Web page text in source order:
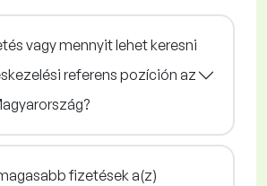
vagy mennyit lehet keresni
referens pozíción az
fizetések a(z)